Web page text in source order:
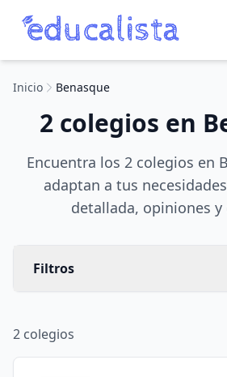
Inicio Benasque
2 colegios en
Encuentra los 2 colegios en
adaptan a tus
detallada, opiniones
Filtros
2 colegios